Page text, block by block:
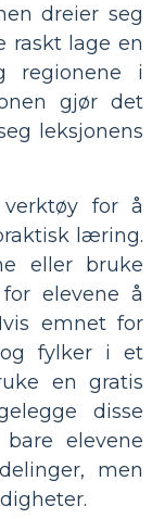
dreier seg
raskt lage en
regionene i
gjør det
leksjonens
for å
læring.
eller bruke
elevene å
emnet for
fylker i et
en gratis
disse
elevene
men